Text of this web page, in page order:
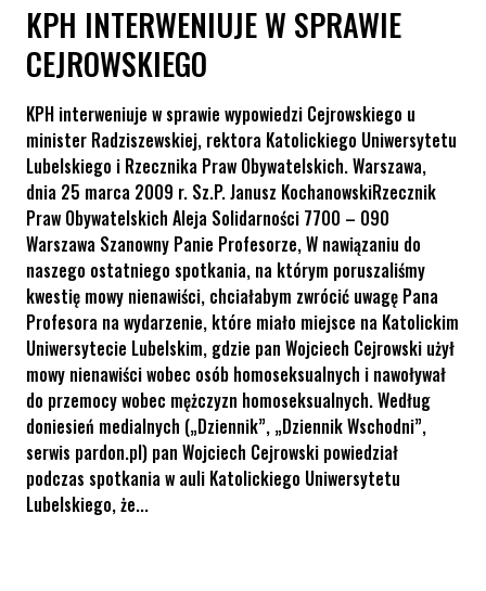
KPH INTERWENIUJE W SPRAWIE
CEJROWSKIEGO
KPH interweniuje w sprawie wypowiedzi Cejrowskiego u
minister Radziszewskiej, rektora Katolickiego Uniwersytetu
Lubelskiego i Rzecznika Praw Obywatelskich. Warszawa,
dnia 25 marca 2009 r. Sz.P. Janusz KochanowskiRzecznik
Praw Obywatelskich Aleja Solidarności 7700 – 090
Warszawa Szanowny Panie Profesorze, W nawiązaniu do
naszego ostatniego spotkania, na którym poruszaliśmy
kwestię mowy nienawiści, chciałabym zwrócić uwagę Pana
Profesora na wydarzenie, które miało miejsce na Katolickim
Uniwersytecie Lubelskim, gdzie pan Wojciech Cejrowski użył
mowy nienawiści wobec osób homoseksualnych i nawoływał
do przemocy wobec mężczyzn homoseksualnych. Według
doniesień medialnych („Dziennik”, „Dziennik Wschodni”,
serwis pardon.pl) pan Wojciech Cejrowski powiedział
podczas spotkania w auli Katolickiego Uniwersytetu
Lubelskiego, że...